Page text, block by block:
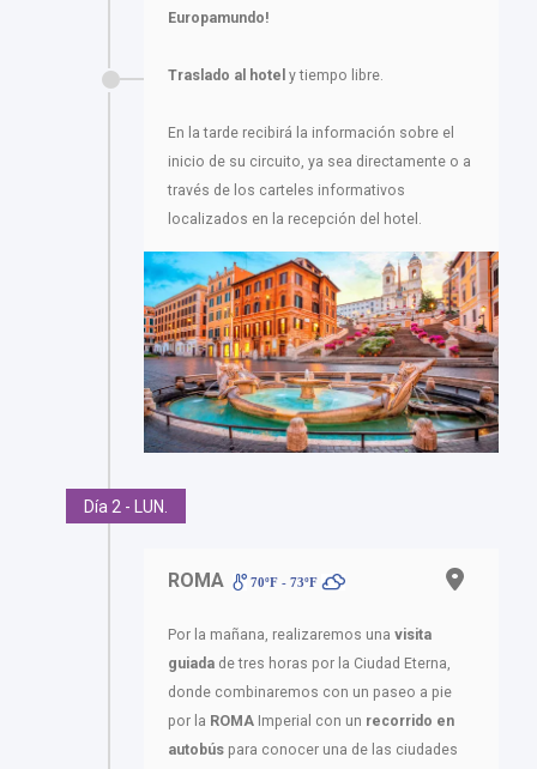
Europamundo!
Traslado al hotel y tiempo libre.
En la tarde recibirá la información sobre el
inicio de su circuito, ya sea directamente o a
través de los carteles informativos
localizados en la recepción del hotel.
Día 2 - LUN.
ROMA 70ºF - 73ºF
Por la mañana, realizaremos una visita
guiada de tres horas por la Ciudad Eterna,
donde combinaremos con un paseo a pie
por la ROMA Imperial con un recorrido en
autobús para conocer una de las ciudades